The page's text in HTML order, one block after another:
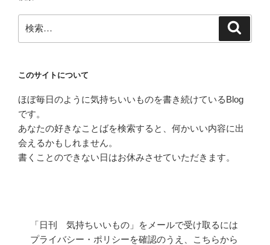
ン
索:
このサイトについて
ほぼ毎日のように気持ちいいものを書き続けているBlog
です。
あなたの好きなことばを検索すると、何かいい内容に出
会えるかもしれません。
書くことのできない日はお休みさせていただきます。
「日刊 気持ちいいもの」をメールで受け取るには
プライバシー・ポリシーを確認のうえ、こちらから